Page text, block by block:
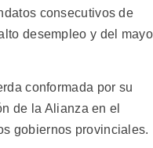
consecutivos de
desempleo y del
conformada por su
de la Alianza en el
gobiernos provinciales.